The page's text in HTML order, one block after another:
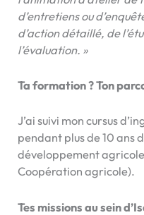
d’entretiens ou
d’action détaillé, de
l’évaluation. »
Ta formation ? Ton
J’ai suivi mon cursus
pendant plus de 10 ans
développement
Coopération agricole).
Tes missions au sein